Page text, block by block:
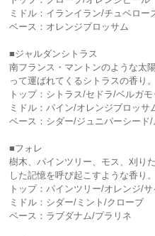
ミドル：イランイラン/チュベロー
ベース：オレンジブロッサム
■ジャルダンシトラス
南フランス・マントンのような太
って運ばれてくるシトラスの香り。
トップ：シトラス/セドラ/ベルガ
ミドル：パイン/オレンジブロッサ
ベース：シダー/ジュニパーシード/
■フォレ
樹木、パインツリー、モス、刈り
した記憶を呼び起こすような香り。
トップ：パインツリー/オレンジ/サ
ミドル：シダー/ミント/クローブ
ベース：ラブダナム/プラリネ